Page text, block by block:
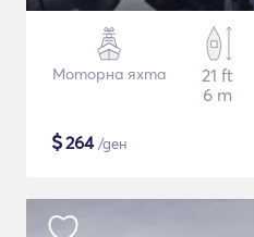
Моторна яхта
21 ft
6 m
$264/ден